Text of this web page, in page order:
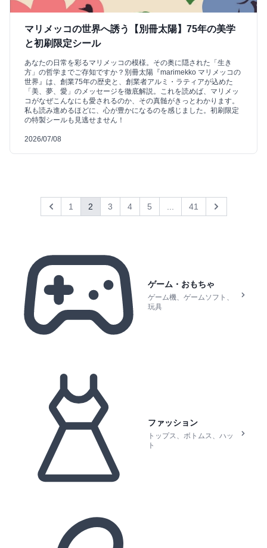
ゲーム・おもちゃ
ゲーム機、ゲームソフト、
玩具
ファッション
トップス、ボトムス、ハッ
ト
マリメッコの世界へ誘う【別冊太陽】75年の美学
と初刷限定シール
あなたの日常を彩るマリメッコの模様。その奥に隠された「生き
方」の哲学までご存知ですか？別冊太陽『marimekko マリメッコの
世界』は、創業75年の歴史と、創業者アルミ・ラティアが込めた
「美、夢、愛」のメッセージを徹底解説。これを読めば、マリメッ
コがなぜこんなにも愛されるのか、その真髄がきっとわかります。
私も読み進めるほどに、心が豊かになるのを感じました。初刷限定
の特製シールも見逃せません！
2026/07/08
Previous
1 2 3 4 5 41 Next